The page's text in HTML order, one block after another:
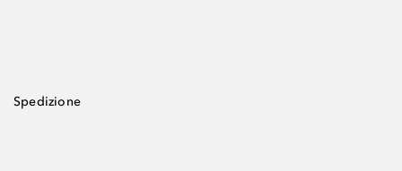
Spedizione